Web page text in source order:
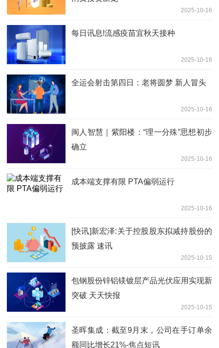
2025-10-16
每日讯息!流感疫苗宜秋天接种
2025-10-16
全运会射击第四日：老将圆梦 新人冒头
2025-10-16
闽人智慧｜紫阳楼：“理一分殊”思想初步
确立
2025-10-16
成本端支撑有限 PTA偏弱运行
2025-10-16
[快讯]新宏泽:关于控股股东拟减持股份的
预披露 速讯
2025-10-15
包钢股份锌铝镁镀层产品光伏应用实现新
突破 天天快报
2025-10-15
圣晖集成：截至9月末，公司在手订单余
额同比增长21%-焦点短讯